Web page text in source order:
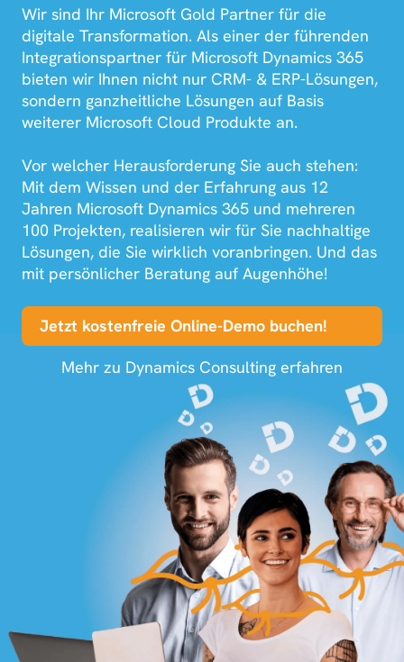
Wir sind Ihr Microsoft Gold Partner für die
digitale Transformation. Als einer der führenden
Integrationspartner für Microsoft Dynamics 365
bieten wir Ihnen nicht nur CRM- & ERP-Lösungen,
sondern ganzheitliche Lösungen auf Basis
weiterer Microsoft Cloud Produkte an.
Vor welcher Herausforderung Sie auch stehen:
Mit dem Wissen und der Erfahrung aus 12
Jahren Microsoft Dynamics 365 und mehreren
100 Projekten, realisieren wir für Sie nachhaltige
Lösungen, die Sie wirklich voranbringen. Und das
mit persönlicher Beratung auf Augenhöhe!
Jetzt kostenfreie Online-Demo buchen!
Mehr zu Dynamics Consulting erfahren